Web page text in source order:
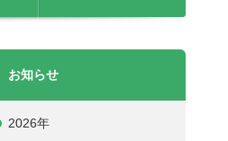
お知らせ
2026年